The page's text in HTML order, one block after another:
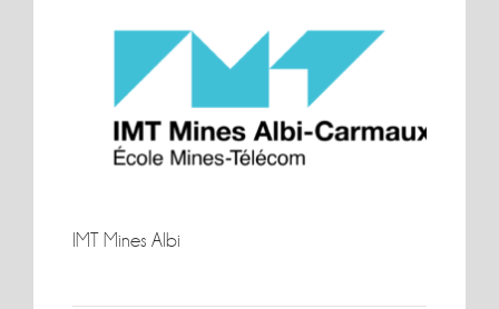
IMT Mines Albi